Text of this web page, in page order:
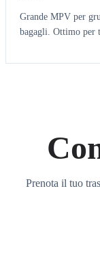
Grande MPV per
bagagli. Ottimo per
Prenota il tuo